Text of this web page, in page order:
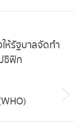
ห้รัฐบาลจัดทำ
ซิฟิก